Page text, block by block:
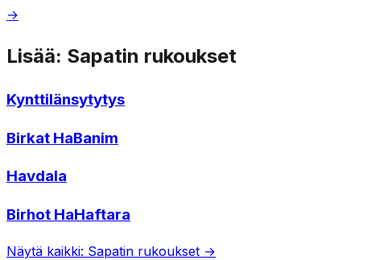
→
Lisää: Sapatin rukoukset
Kynttilänsytytys
Birkat HaBanim
Havdala
Birhot HaHaftara
Näytä kaikki: Sapatin rukoukset →